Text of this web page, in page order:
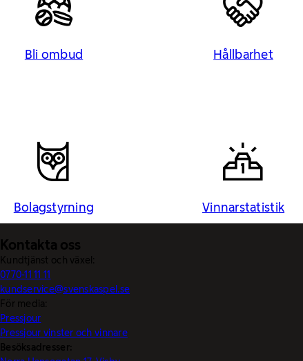
Bli ombud Hållbarhet
Bolagstyrning Vinnarstatistik
Kontakta oss
Kundtjänst och växel:
0770-11 11 11
kundservice@svenskaspel.se
För media:
Pressjour
Pressjour vinster och vinnare
Besöksadresser: